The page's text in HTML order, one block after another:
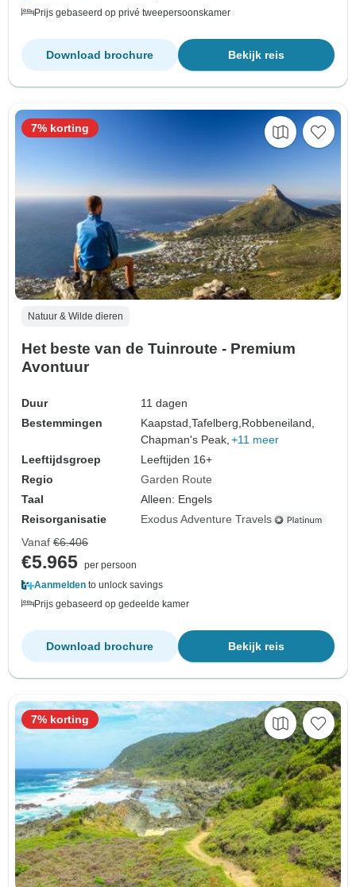
Prijs gebaseerd op privé tweepersoonskamer
Bekijk reis
Download brochure
Natuur & Wilde dieren
Het beste van de Tuinroute - Premium
Avontuur
Duur
11 dagen
Bestemmingen
Kaapstad,Tafelberg, Robbeneiland,
Chapman's Peak, +11 meer
Leeftijdsgroep
Leeftijden 16+
Regio
Garden Route
Taal
Alleen: Engels
Reisorganisatie
Exodus Adventure Travels
7% korting
Vanaf €6.406
€5.965 per persoon
Aanmelden to unlock savings
Prijs gebaseerd op gedeelde kamer
Bekijk reis
Download brochure
7% korting